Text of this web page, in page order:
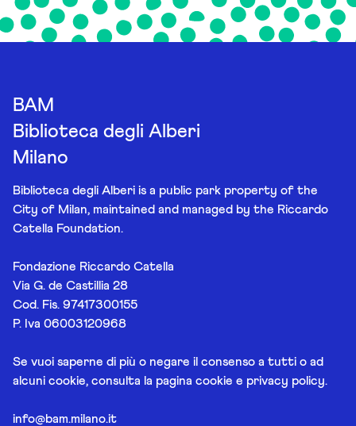
BAM
Biblioteca degli Alberi
Milano
Biblioteca degli Alberi is a public park property of the
City of Milan, maintained and managed by the Riccardo
Catella Foundation.
Fondazione Riccardo Catella
Via G. de Castillia 28
Cod. Fis. 97417300155
P. Iva 06003120968
Se vuoi saperne di più o negare il consenso a tutti o ad
alcuni cookie, consulta la pagina cookie e privacy policy.
info@bam.milano.it